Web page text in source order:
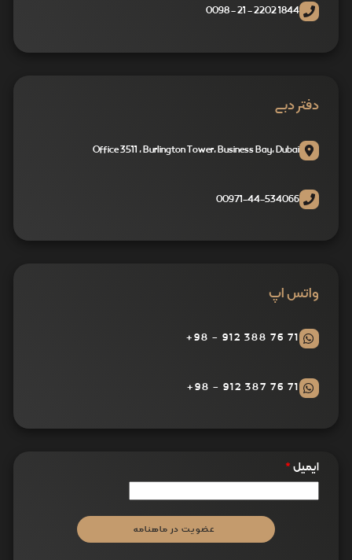
1844 2202 - 21 - 0098
دفتر دبی
Office 3511 , Burlington Tower, Business Bay, Dubai
00971-44-534066
واتس اپ
71 76 388 912 - 98+
71 76 387 912 - 98+
ایمیل *
عضویت در ماهنامه